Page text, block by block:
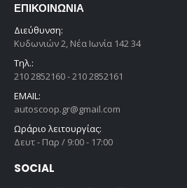
ΕΠΙΚΟΙΝΩΝΊΑ
Διεύθυνση:
Κυδωνιών 2, Νέα Ιωνία 142 34
Τηλ.:
210 2852160 - 210 2852161
EMAIL:
autoscoop.gr@gmail.com
Ωράριο λειτουργίας:
Δευτ - Παρ / 9:00 - 17:00
SOCIAL